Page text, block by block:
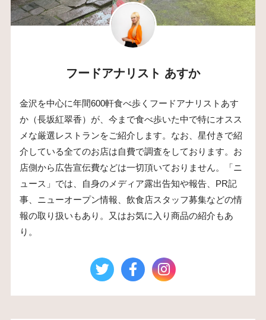
フードアナリスト あすか
金沢を中心に年間600軒食べ歩くフードアナリストあす
か（長坂紅翠香）が、今まで食べ歩いた中で特にオスス
メな厳選レストランをご紹介します。なお、星付きで紹
介している全てのお店は自費で調査をしております。お
店側から広告宣伝費などは一切頂いておりません。「ニ
ュース」では、自身のメディア露出告知や報告、PR記
事、ニューオープン情報、飲食店スタッフ募集などの情
報の取り扱いもあり。又はお気に入り商品の紹介もあ
り。